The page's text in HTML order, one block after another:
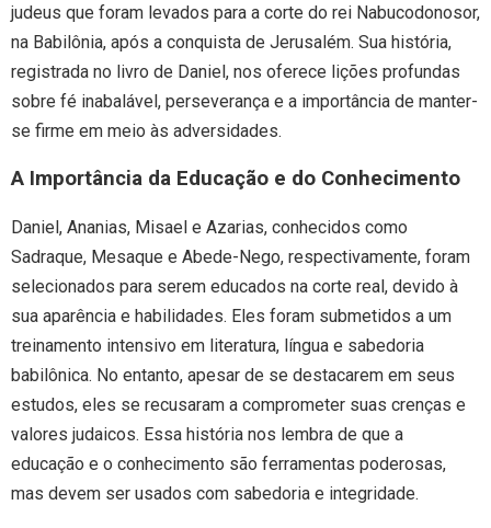
judeus que foram levados para a corte do rei Nabucodonosor,
na Babilônia, após a conquista de Jerusalém. Sua história,
registrada no livro de Daniel, nos oferece lições profundas
sobre fé inabalável, perseverança e a importância de manter-
se firme em meio às adversidades.
A Importância da Educação e do Conhecimento
Daniel, Ananias, Misael e Azarias, conhecidos como
Sadraque, Mesaque e Abede-Nego, respectivamente, foram
selecionados para serem educados na corte real, devido à
sua aparência e habilidades. Eles foram submetidos a um
treinamento intensivo em literatura, língua e sabedoria
babilônica. No entanto, apesar de se destacarem em seus
estudos, eles se recusaram a comprometer suas crenças e
valores judaicos. Essa história nos lembra de que a
educação e o conhecimento são ferramentas poderosas,
mas devem ser usados com sabedoria e integridade.